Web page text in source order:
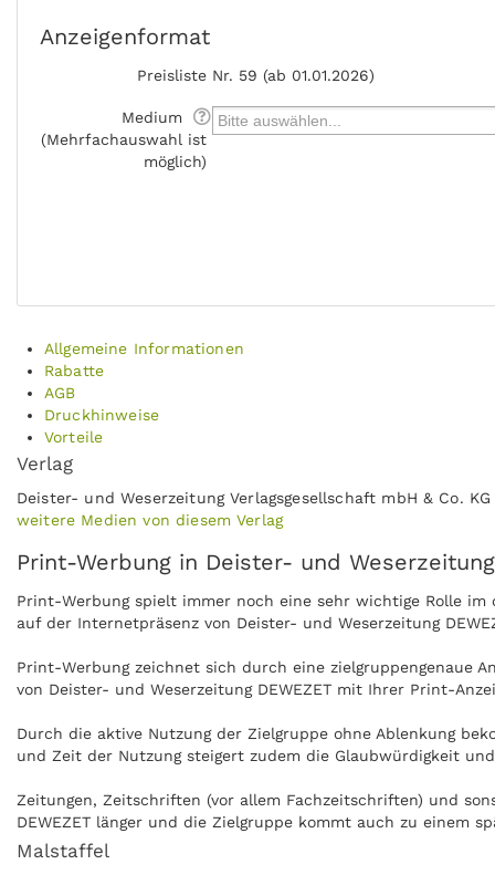
Anzeigenformat
Preisliste Nr. 59 (ab 01.01.2026)
Medium
(Mehrfachauswahl ist
möglich)
Allgemeine Informationen
Rabatte
AGB
Druckhinweise
Vorteile
Verlag
Deister- und Weserzeitung Verlagsgesellschaft mbH & Co. KG
weitere Medien von diesem Verlag
Print-Werbung in Deister- und Weserzeitung
Print-Werbung spielt immer noch eine sehr wichtige Rolle
auf der Internetpräsenz von Deister- und Weserzeitung
Print-Werbung zeichnet sich durch eine zielgruppengenaue
von Deister- und Weserzeitung DEWEZET mit Ihrer Print-
Durch die aktive Nutzung der Zielgruppe ohne Ablenkung
und Zeit der Nutzung steigert zudem die Glaubwürdigkeit
Zeitungen, Zeitschriften (vor allem Fachzeitschriften) und
DEWEZET länger und die Zielgruppe kommt auch zu einem
Malstaffel